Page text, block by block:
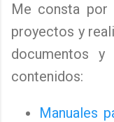
Me consta por
proyectos y
documentos
contenidos:
Manuales